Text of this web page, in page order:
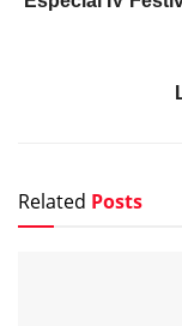
Related Posts